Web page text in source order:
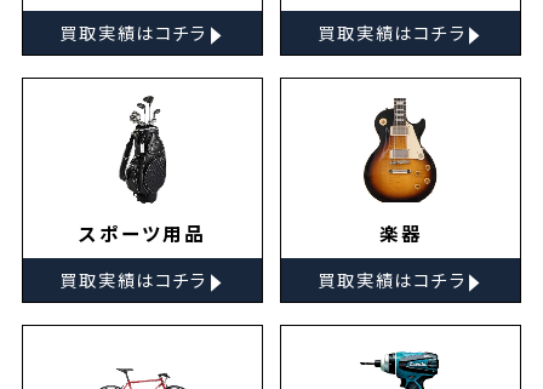
買取実績はコチラ ▸ 買取実績はコチラ ▸
スポーツ用品
買取実績はコチラ ▸
楽器
買取実績はコチラ ▸